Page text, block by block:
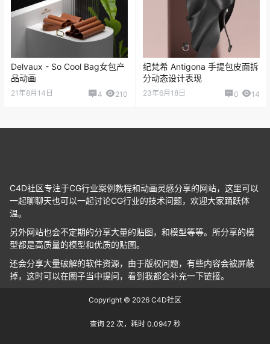
Delvaux - So Cool Bag女包产
品动画
21年8月14日 4 210
纪梵希 Antigona 手提包皮面拆
分动态设计表现
23年6月18日 0 14
C4D社区专注于CG行业案例教程和动画灵感分享的网站，这里可以
一起聊聊天也可以一起讨论CG行业的技术问题，欢迎大家踊跃体
温。
另外网站也会不定期的分享大量的贴图，和模型等等。所分享的模
型都是高质量的模型和优质的贴图。
还会分享大量破解的软件资源，由于版权问题，有些内容会被屏蔽
掉，这时可以在圈子当中提问，看到我都会补充一下链接。
Copyright © 2026 C4D社区
查询 22 次，耗时 0.0947 秒